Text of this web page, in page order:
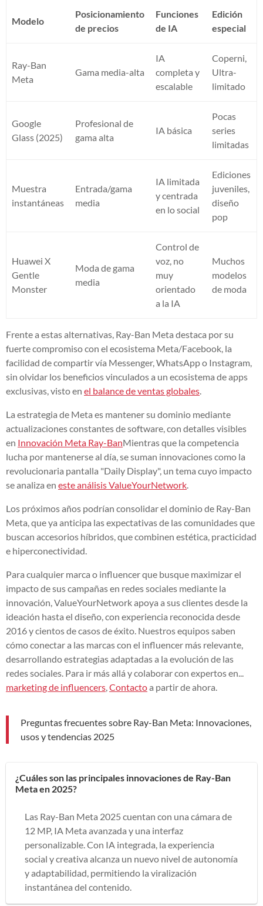
Modelo
Posicionamiento
de precios
Funciones
de IA
Edición
especial
Ray-Ban
Meta
Gama media-alta
IA
completa y
escalable
Coperni,
Ultra-
limitado
Google
Glass (2025)
Profesional de
gama alta
IA básica
Pocas
series
limitadas
Muestra
instantáneas
Entrada/gama
media
IA limitada
y centrada
en lo social
Ediciones
juveniles,
diseño
pop
Huawei X
Gentle
Monster
Moda de gama
media
Control de
voz, no
muy
orientado
a la IA
Muchos
modelos
de moda
Frente a estas alternativas, Ray-Ban Meta destaca por su
fuerte compromiso con el ecosistema Meta/Facebook, la
facilidad de compartir vía Messenger, WhatsApp o Instagram,
sin olvidar los beneficios vinculados a un ecosistema de apps
exclusivas, visto en el balance de ventas globales.
La estrategia de Meta es mantener su dominio mediante
actualizaciones constantes de software, con detalles visibles
en Innovación Meta Ray-BanMientras que la competencia
lucha por mantenerse al día, se suman innovaciones como la
revolucionaria pantalla "Daily Display", un tema cuyo impacto
se analiza en este análisis ValueYourNetwork.
Los próximos años podrían consolidar el dominio de Ray-Ban
Meta, que ya anticipa las expectativas de las comunidades que
buscan accesorios híbridos, que combinen estética, practicidad
e hiperconectividad.
Para cualquier marca o influencer que busque maximizar el
impacto de sus campañas en redes sociales mediante la
innovación, ValueYourNetwork apoya a sus clientes desde la
ideación hasta el diseño, con experiencia reconocida desde
2016 y cientos de casos de éxito. Nuestros equipos saben
cómo conectar a las marcas con el influencer más relevante,
desarrollando estrategias adaptadas a la evolución de las
redes sociales. Para ir más allá y colaborar con expertos en...
marketing de influencers,Contactoa partir de ahora.
Preguntas frecuentes sobre Ray-Ban Meta: Innovaciones,
usos y tendencias 2025
¿Cuáles son las principales innovaciones de Ray-Ban
Meta en 2025?
Las Ray-Ban Meta 2025 cuentan con una cámara de
12 MP, IA Meta avanzada y una interfaz
personalizable. Con IA integrada, la experiencia
social y creativa alcanza un nuevo nivel de autonomía
y adaptabilidad, permitiendo la viralización
instantánea del contenido.